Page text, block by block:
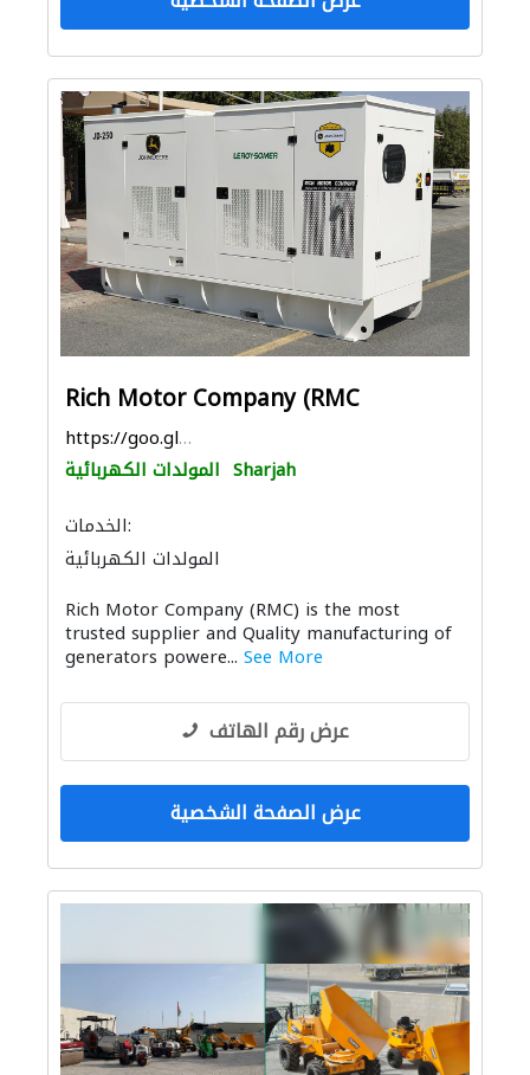
Rich Motor Company (RMC
https://goo.gl/maps/17qbApAKgGsn8TgJA
المولدات الكهربائية Sharjah
الخدمات:
المولدات الكهربائية
Rich Motor Company (RMC) is the most
trusted supplier and Quality manufacturing of
generators powere... See More
عرض رقم الهاتف
عرض الصفحة الشخصية